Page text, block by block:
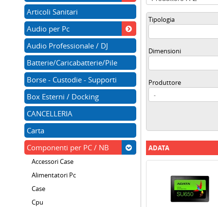
Tipologia
Dimensioni
Produttore
ADATA
Articoli Sanitari
Audio per Pc
Audio Professionale / DJ
Batterie/Caricabatterie/Pile
Borse - Custodie - Supporti
Box Esterni / Docking
CANCELLERIA
Carta
Componenti per PC / NB
Accessori Case
Alimentatori Pc
Case
Cpu